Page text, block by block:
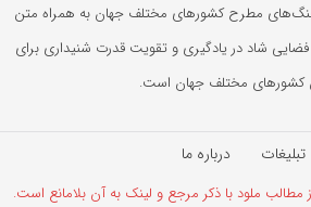
مطرح کشورهای مختلف جهان به همراه متن
شاد در یادگیری و تقویت قدرت شنیداری برای
کشورهای مختلف جهان است.
تبلیغات درباره ما
ملود با ذکر مرجع و لینک به آن بلامانع است.